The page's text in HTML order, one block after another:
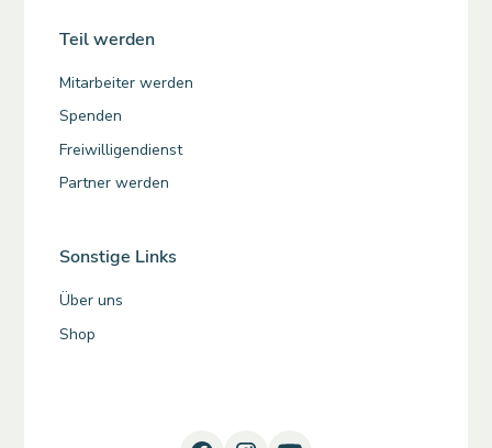
Teil werden
Mitarbeiter werden
Spenden
Freiwilligendienst
Partner werden
Sonstige Links
Über uns
Shop